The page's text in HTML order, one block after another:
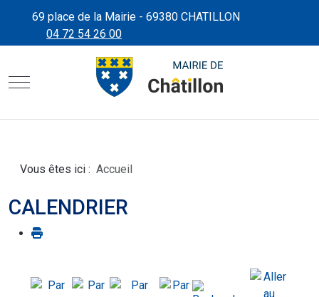
69 place de la Mairie - 69380 CHATILLON
04 72 54 26 00
CHÂTILLON D'AZERGUES"
SITE OFFICIEL DE LA MAIRIE
Mobile Menu Toggle
Vous êtes ici : Accueil
CALENDRIER